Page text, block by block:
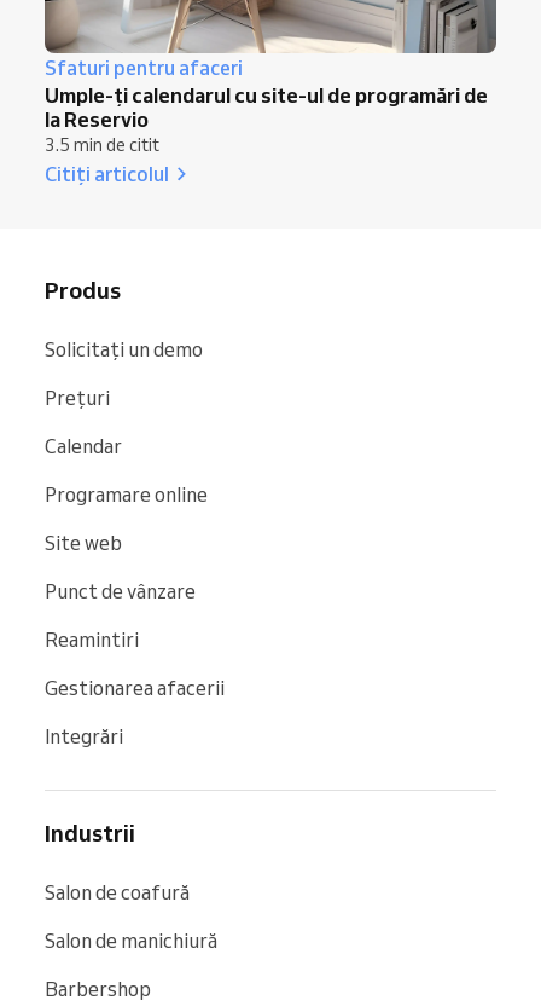
Sfaturi pentru afaceri
Umple-ți calendarul cu site-ul de programări de
la Reservio
3.5 min de citit
Citiți articolul
Produs
Solicitați un demo
Prețuri
Calendar
Programare online
Site web
Punct de vânzare
Reamintiri
Gestionarea afacerii
Integrări
Industrii
Salon de coafură
Salon de manichiură
Barbershop